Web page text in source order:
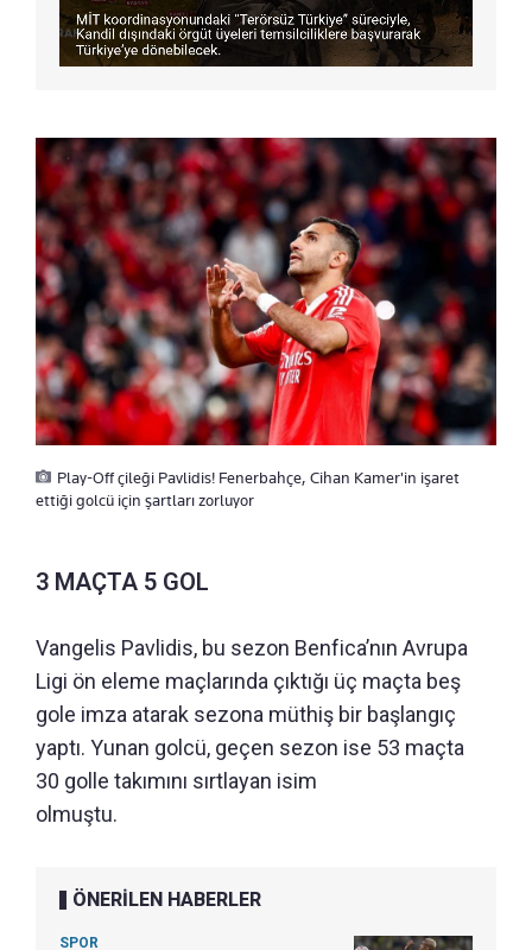
Play-Off çileği Pavlidis! Fenerbahçe, Cihan Kamer'in işaret
ettiği golcü için şartları zorluyor
3 MAÇTA 5 GOL
Vangelis Pavlidis, bu sezon Benfica’nın Avrupa
Ligi ön eleme maçlarında çıktığı üç maçta beş
gole imza atarak sezona müthiş bir başlangıç
yaptı. Yunan golcü, geçen sezon ise 53 maçta
30 golle takımını sırtlayan isim
olmuştu.
ÖNERİLEN HABERLER
SPOR